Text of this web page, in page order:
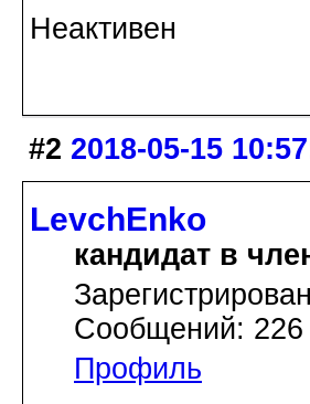
Неактивен
#2 2018-05-15
LevchEnko
кандидат в
Сообщений: 226
Профиль